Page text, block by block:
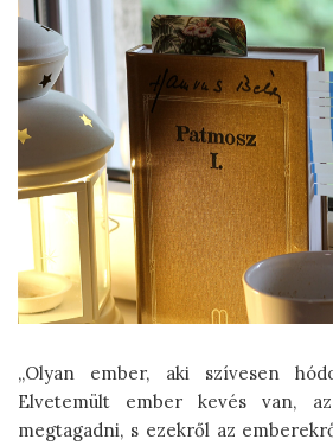
„Olyan ember, aki szívesen
Elvetemült ember kevés van,
megtagadni, s ezekről az